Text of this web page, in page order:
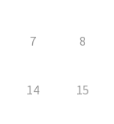
7 8
14 15